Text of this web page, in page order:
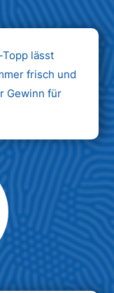
lässt
frisch und
Gewinn für